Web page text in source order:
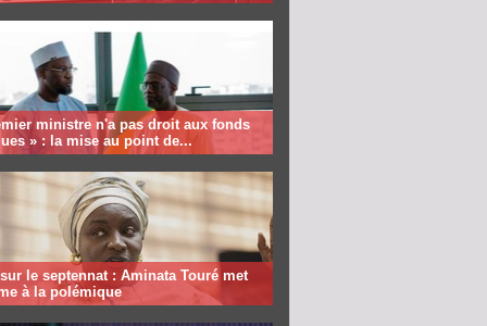
ministre n'a pas droit aux fonds
» : la mise au point de...
le septennat : Aminata Touré met
à la polémique